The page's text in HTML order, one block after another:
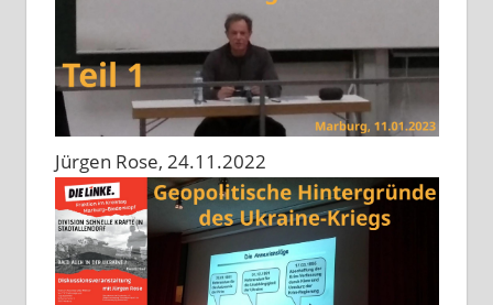
Jürgen Rose, 24.11.2022